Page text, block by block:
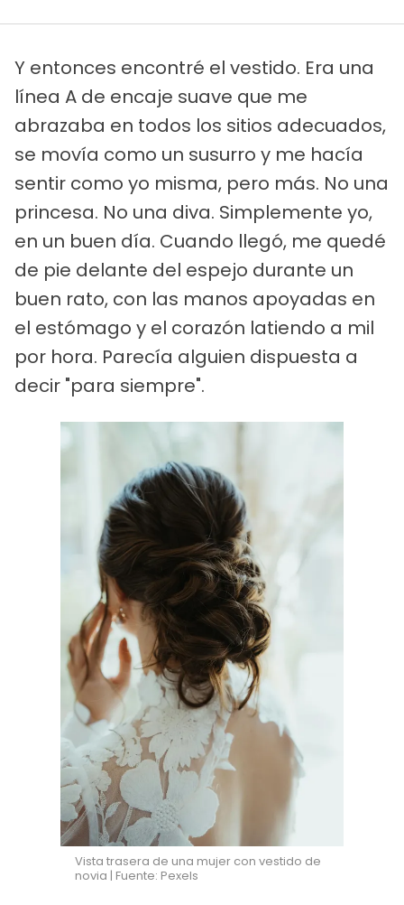
Y entonces encontré el vestido. Era una
línea A de encaje suave que me
abrazaba en todos los sitios adecuados,
se movía como un susurro y me hacía
sentir como yo misma, pero más. No una
princesa. No una diva. Simplemente yo,
en un buen día. Cuando llegó, me quedé
de pie delante del espejo durante un
buen rato, con las manos apoyadas en
el estómago y el corazón latiendo a mil
por hora. Parecía alguien dispuesta a
decir "para siempre".
Vista trasera de una mujer con vestido de
novia | Fuente: Pexels